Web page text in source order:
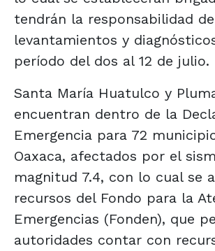
tendrán la responsabilidad
levantamientos y
período del dos al 12 de julio.
Santa María Huatulco y
encuentran dentro de la
Emergencia para 72
Oaxaca, afectados por el
magnitud 7.4, con lo cual se
recursos del Fondo para la
Emergencias (Fonden), que
autoridades contar con